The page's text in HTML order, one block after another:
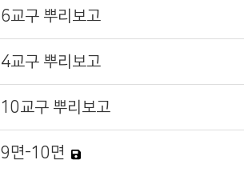
6교구 뿌리보고
4교구 뿌리보고
10교구 뿌리보고
9면-10면